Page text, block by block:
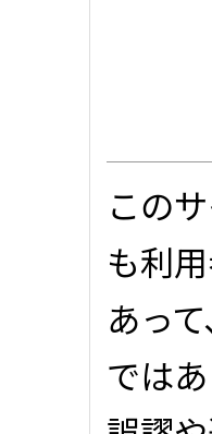
この
も利
あっ
では